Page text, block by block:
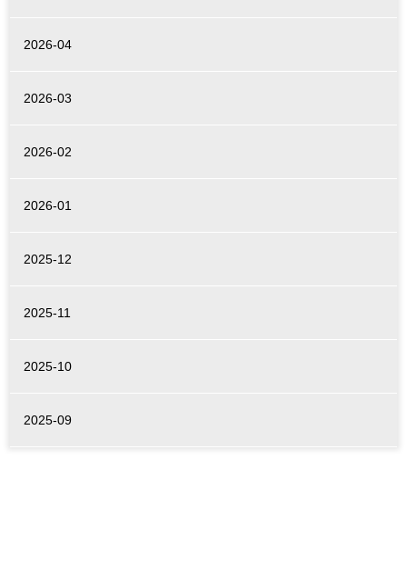
2026-04
2026-03
2026-02
2026-01
2025-12
2025-11
2025-10
2025-09